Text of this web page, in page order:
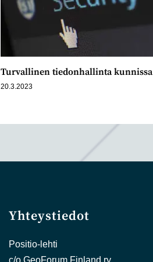
Turvallinen tiedonhallinta kunnissa
20.3.2023
Yhteystiedot
Positio-lehti
c/o GeoForum Finland ry